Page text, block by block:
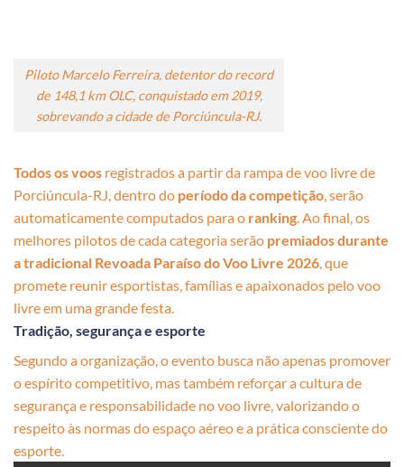
Piloto Marcelo Ferreira, detentor do record
de 148,1 km OLC, conquistado em 2019,
sobrevando a cidade de Porciúncula-RJ.
Todos os voos registrados a partir da rampa de voo livre de
Porciúncula-RJ, dentro do período da competição , serão
automaticamente computados para o ranking . Ao final, os
melhores pilotos de cada categoria serão premiados durante
a tradicional Revoada Paraíso do Voo Livre 2026 , que
promete reunir esportistas, famílias e apaixonados pelo voo
livre em uma grande festa.
Tradição, segurança e esporte
Segundo a organização, o evento busca não apenas promover
o espírito competitivo, mas também reforçar a cultura de
segurança e responsabilidade no voo livre, valorizando o
respeito às normas do espaço aéreo e a prática consciente do
esporte.